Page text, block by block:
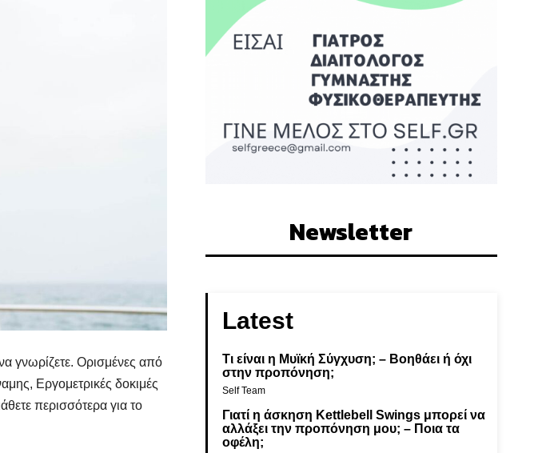
γνωρίζετε. Ορισμένες από
Εργομετρικές δοκιμές
περισσότερα για το
Newsletter
Latest
Τι είναι η Μυϊκή Σύγχυση; – Βοηθάει ή όχι
στην προπόνηση;
Self Team
Γιατί η άσκηση Kettlebell Swings μπορεί να
αλλάξει την προπόνηση μου; – Ποια τα
οφέλη;